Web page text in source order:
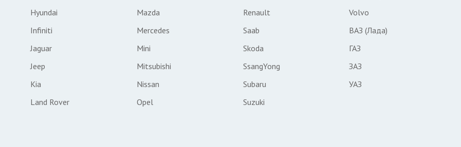
Hyundai
Infiniti
Jaguar
Jeep
Kia
Land Rover
Mazda
Mercedes
Mini
Mitsubishi
Nissan
Opel
Renault
Saab
Skoda
SsangYong
Subaru
Suzuki
Volvo
ВАЗ (Лада)
ГАЗ
ЗАЗ
УАЗ